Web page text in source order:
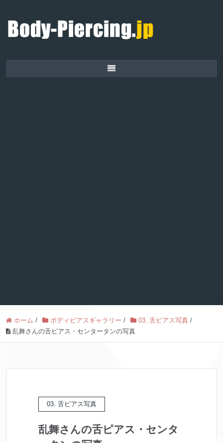
ホーム / ボディピアスギャラリー / 03. 舌ピアス写真 /
乱舞さんの舌ピアス・センタータンの写真
03. 舌ピアス写真
乱舞さんの舌ピアス・センタ